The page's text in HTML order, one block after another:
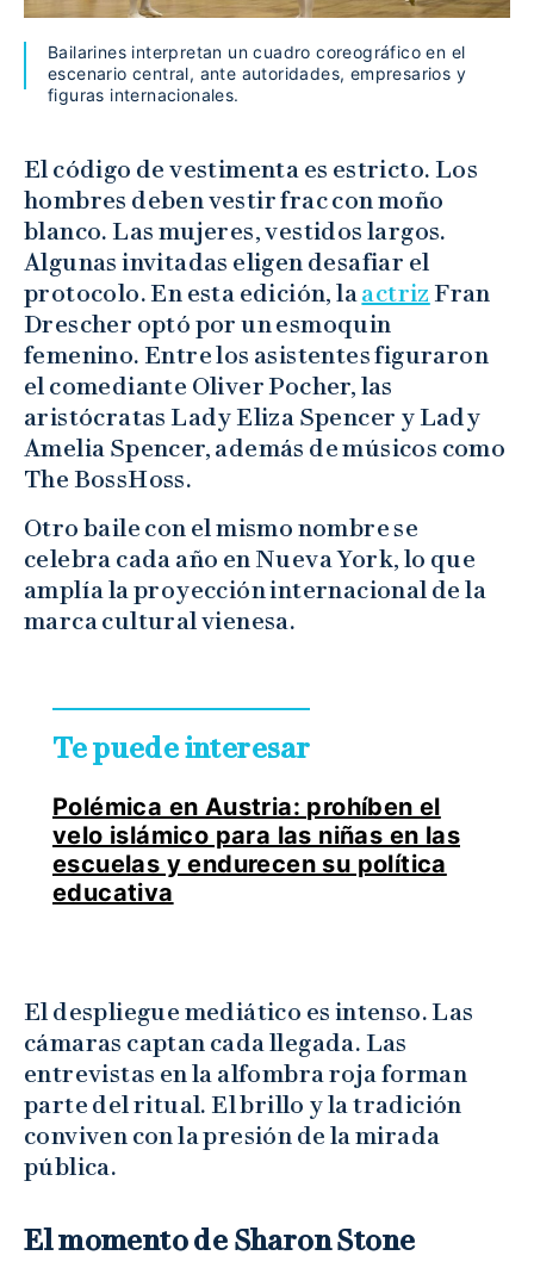
Bailarines interpretan un cuadro coreográfico en el
escenario central, ante autoridades, empresarios y
figuras internacionales.
El código de vestimenta es estricto. Los
hombres deben vestir frac con moño
blanco. Las mujeres, vestidos largos.
Algunas invitadas eligen desafiar el
protocolo. En esta edición, laactriz Fran
Drescher optó por un esmoquin
femenino. Entre los asistentes figuraron
el comediante Oliver Pocher, las
aristócratas Lady Eliza Spencer y Lady
Amelia Spencer, además de músicos como
The BossHoss.
Otro baile con el mismo nombre se
celebra cada año en Nueva York, lo que
amplía la proyección internacional de la
marca cultural vienesa.
Te puede interesar
Polémica en Austria: prohíben el
velo islámico para las niñas en las
escuelas y endurecen su política
educativa
El despliegue mediático es intenso. Las
cámaras captan cada llegada. Las
entrevistas en la alfombra roja forman
parte del ritual. El brillo y la tradición
conviven con la presión de la mirada
pública.
El momento de Sharon Stone